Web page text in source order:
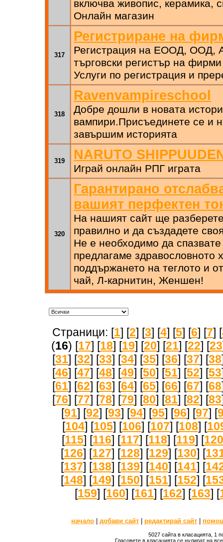
включва живопис, керамика,
Онлайн магазин
317
Регистриране на
Регистрация на ЕООД, ООД,
търговски регистър на
Услуги по регистрация и
318
Ravenvampireschool
Добре дошли в новата
вампири.Присъединете се и
завършим историята
319 NARUTO
Играй онлайн РПГ играта
320
Гарантирано
вашият перфектен
На нашият сайт ще
правилно и да създадете
Не е необходимо да
предлагаме здравословното
поддържането на теглото и
чай, Л-карнитин, Женшен!
Страници: [1] [2] [3] [4] [5] [6] [7] [
(16) [17] [18] [19] [20] [21] [22] [23
[31] [32] [33] [34] [35] [36] [37] [38
[46] [47] [48] [49] [50] [51] [52] [53
[61] [62] [63] [64] [65] [66] [67] [68
[76] [77] [78] [79] [80] [81] [82] [83
[91] [92] [93] [94] [95] [96] [97] [
[104] [105] [106] [107] [108] [
[115] [116] [117] [118] [119] [120
[126] [127] [128] [129] [130] [
[137] [138] [139] [140] [141] [
[148] [149] [150] [151] [152] [
[159] [160] [161] [162] [163] [
начало | добави сайт | редактирай сайт |
5027 сайта в класацията, 1
Гласовете в класацията се нулират на